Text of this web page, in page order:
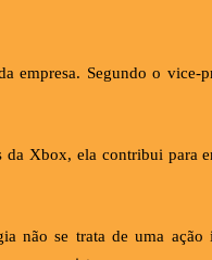
empresa. Segundo o
Xbox, ela contribui
não se trata de uma